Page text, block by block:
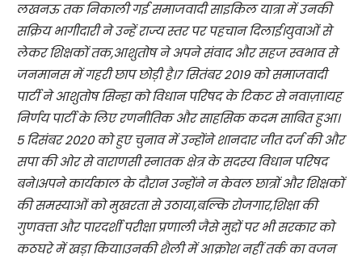
लखनऊ तक निकाली गई समाजवादी साइकिल यात्रा में उनकी
सक्रिय भागीदारी ने उन्हें राज्य स्तर पर पहचान दिलाई।युवाओं से
लेकर शिक्षकों तक,आशुतोष ने अपने संवाद और सहज स्वभाव से
जनमानस में गहरी छाप छोड़ी है।7 सितंबर 2019 को समाजवादी
पार्टी ने आशुतोष सिन्हा को विधान परिषद के टिकट से नवाज़ा।यह
निर्णय पार्टी के लिए रणनीतिक और साहसिक कदम साबित हुआ।
5 दिसंबर 2020 को हुए चुनाव में उन्होंने शानदार जीत दर्ज की और
सपा की ओर से वाराणसी स्नातक क्षेत्र के सदस्य विधान परिषद
बने।अपने कार्यकाल के दौरान उन्होंने न केवल छात्रों और शिक्षकों
की समस्याओं को मुखरता से उठाया,बल्कि रोजगार,शिक्षा की
गुणवत्ता और पारदर्शी परीक्षा प्रणाली जैसे मुद्दों पर भी सरकार को
कठघरे में खड़ा किया।उनकी शैली में आक्रोश नहीं तर्क का वजन